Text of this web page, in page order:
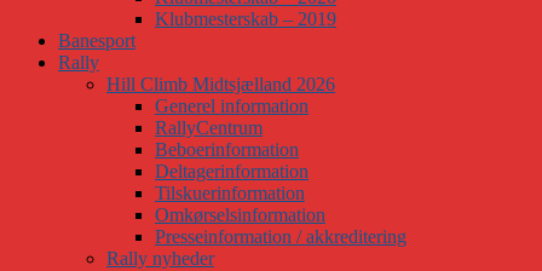
Klubmesterskab – 2019
Banesport
Rally
Hill Climb Midtsjælland 2026
Generel information
RallyCentrum
Beboerinformation
Deltagerinformation
Tilskuerinformation
Omkørselsinformation
Presseinformation / akkreditering
Rally nyheder